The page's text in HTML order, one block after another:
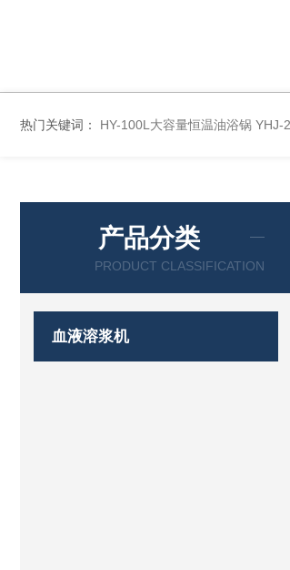
热门关键词： HY-100L大容量恒温油浴锅 YHJ-
产品分类
PRODUCT CLASSIFICATION
血液溶浆机